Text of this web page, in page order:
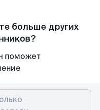
больше других
поможет